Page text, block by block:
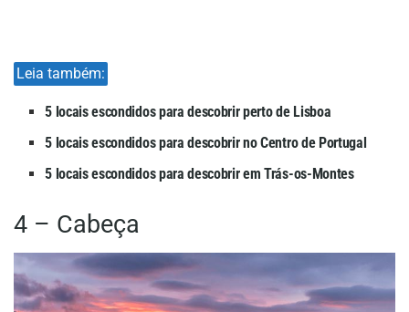
Leia também:
5 locais escondidos para descobrir perto de Lisboa
5 locais escondidos para descobrir no Centro de Portugal
5 locais escondidos para descobrir em Trás-os-Montes
4 – Cabeça